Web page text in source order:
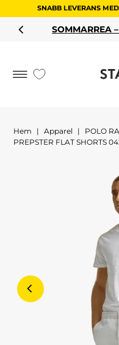
SNABB LEVERANS
SOMMARREA
Hem | Apparel |
POLO
PREPSTER FLAT SHORTS